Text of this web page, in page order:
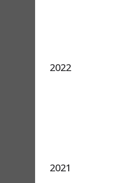
2022
2021